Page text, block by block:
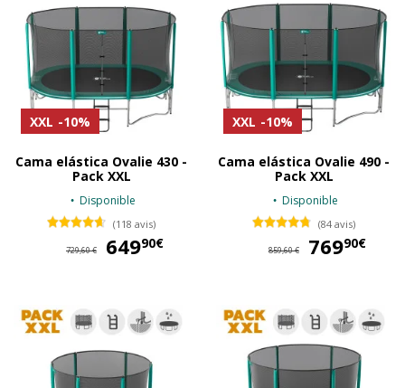
XXL -10%
Cama elástica Ovalie 430 -
Pack XXL
Disponible
(118 avis)
729,60 € 64990€
XXL -10%
Cama elástica Ovalie 490 -
Pack XXL
Disponible
(84 avis)
859,60 € 76990€